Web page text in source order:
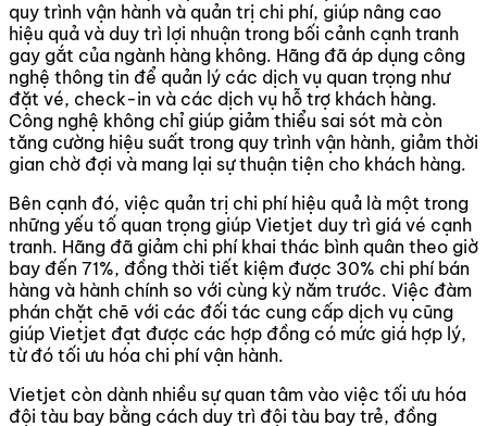
quy trình vận hành và quản trị chi phí, giúp nâng cao
hiệu quả và duy trì lợi nhuận trong bối cảnh cạnh tranh
gay gắt của ngành hàng không. Hãng đã áp dụng công
nghệ thông tin để quản lý các dịch vụ quan trọng như
đặt vé, check-in và các dịch vụ hỗ trợ khách hàng.
Công nghệ không chỉ giúp giảm thiểu sai sót mà còn
tăng cường hiệu suất trong quy trình vận hành, giảm thời
gian chờ đợi và mang lại sự thuận tiện cho khách hàng.
Bên cạnh đó, việc quản trị chi phí hiệu quả là một trong
những yếu tố quan trọng giúp Vietjet duy trì giá vé cạnh
tranh. Hãng đã giảm chi phí khai thác bình quân theo giờ
bay đến 71%, đồng thời tiết kiệm được 30% chi phí bán
hàng và hành chính so với cùng kỳ năm trước. Việc đàm
phán chặt chẽ với các đối tác cung cấp dịch vụ cũng
giúp Vietjet đạt được các hợp đồng có mức giá hợp lý,
từ đó tối ưu hóa chi phí vận hành.
Vietjet còn dành nhiều sự quan tâm vào việc tối ưu hóa
đội tàu bay bằng cách duy trì đội tàu bay trẻ, đồng